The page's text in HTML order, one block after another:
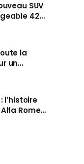
SUV
428
Q7 arrive
la
un
ne
l’histoire
Romeo,
défini
au